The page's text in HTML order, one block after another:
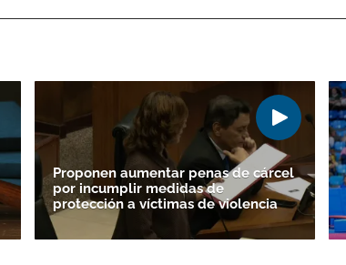
Proponen aumentar penas de cárcel
por incumplir medidas de
protección a víctimas de violencia